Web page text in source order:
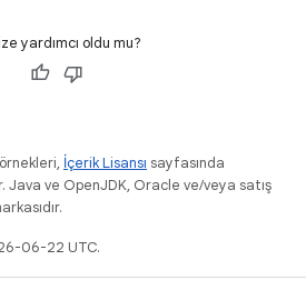
yardımcı oldu mu?
İçerik Lisansı sayfasında
Java ve OpenJDK, Oracle ve/veya satış
06-22 UTC.